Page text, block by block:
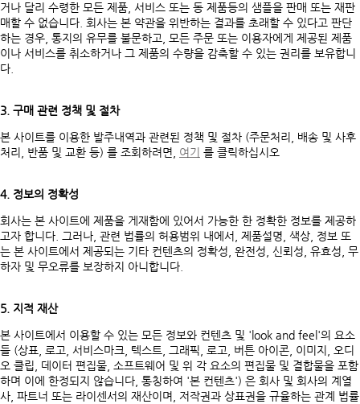
거나 달리 수령한 모든 제품, 서비스 또는 동 제품등의 샘플을 판매 또는 재판
매할 수 없습니다. 회사는 본 약관을 위반하는 결과를 초래할 수 있다고 판단
하는 경우, 통지의 유무를 불문하고, 모든 주문 또는 이용자에게 제공된 제품
이나 서비스를 취소하거나 그 제품의 수량을 감축할 수 있는 권리를 보유합니
다.
3. 구매 관련 정책 및 절차
본 사이트를 이용한 발주내역과 관련된 정책 및 절차 (주문처리, 배송 및 사후
처리, 반품 및 교환 등) 를 조회하려면, 여기 를 클릭하십시오
4. 정보의 정확성
회사는 본 사이트에 제품을 게재함에 있어서 가능한 한 정확한 정보를 제공하
고자 합니다. 그러나, 관련 법률의 허용범위 내에서, 제품설명, 색상, 정보 또
는 본 사이트에서 제공되는 기타 컨텐츠의 정확성, 완전성, 신뢰성, 유효성, 무
하자 및 무오류를 보장하지 아니합니다.
5. 지적 재산
본 사이트에서 이용할 수 있는 모든 정보와 컨텐츠 및 'look and feel'의 요소
들 (상표, 로고, 서비스마크, 텍스트, 그래픽, 로고, 버튼 아이콘, 이미지, 오디
오 클립, 데이터 편집물, 소프트웨어 및 위 각 요소의 편집물 및 결합물을 포함
하며 이에 한정되지 않습니다, 통칭하여 '본 컨텐츠') 은 회사 및 회사의 계열
사, 파트너 또는 라이센서의 재산이며, 저작권과 상표권을 규율하는 관계 법률